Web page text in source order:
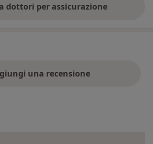
dottori per assicurazione
una recensione